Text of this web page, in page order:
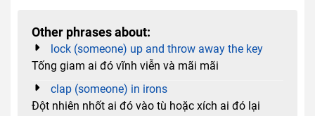
Other phrases about:
lock (someone) up and throw away the key
Tống giam ai đó vĩnh viễn và mãi mãi
clap (someone) in irons
Đột nhiên nhốt ai đó vào tù hoặc xích ai đó lại